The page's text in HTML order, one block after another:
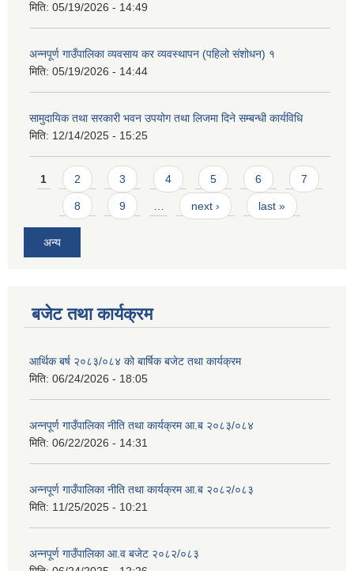
मिति: 05/19/2026 - 14:49
अन्नपूर्ण गाउँपालिका व्यवसाय कर व्यवस्थापन (पहिलो संशोधन) १
मिति: 05/19/2026 - 14:44
सामुदायिक तथा सरकारी भवन उपयोग तथा लिजमा दिने सम्बन्धी कार्यविधि
मिति: 12/14/2025 - 15:25
Pages
1 2 3 4 5 6 7
8 9 next › last »
अन्य
बजेट तथा कार्यक्रम
आर्थिक बर्ष २०८३/०८४ को बार्षिक बजेट तथा कार्यक्रम
मिति: 06/24/2026 - 18:05
अन्नपूर्ण गाउँपालिका नीति तथा कार्यक्रम आ.ब २०८३/०८४
मिति: 06/22/2026 - 14:31
अन्नपूर्ण गाउँपालिका नीति तथा कार्यक्रम आ.ब २०८२/०८३
मिति: 11/25/2025 - 10:21
अन्नपूर्ण गाउँपालिका आ.व बजेट २०८२/०८३